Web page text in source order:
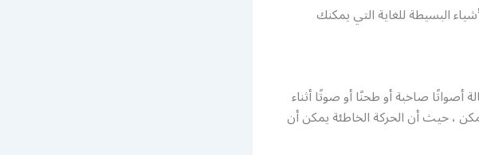
البسيطة للغاية التي يمكنك
صاخبة أو طحنًا أو صوتًا أثناء
، حيث أن الحركة الخاطئة يمكن أن